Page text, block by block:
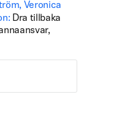
Veronica
Dra tillbaka